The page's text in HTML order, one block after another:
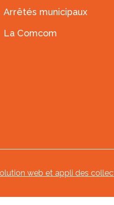
Arrêtés municipaux
La Comcom
web et appli des